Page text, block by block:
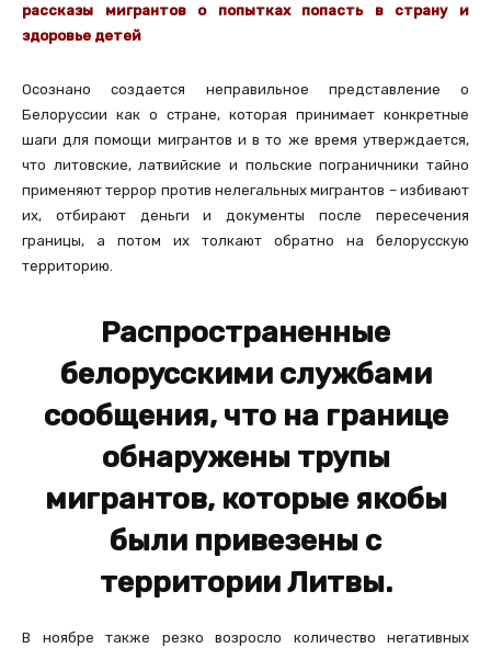
рассказы мигрантов о попытках попасть в страну и
здоровье детей
Осознано создается неправильное представление о
Белоруссии как о стране, которая принимает конкретные
шаги для помощи мигрантов и в то же время утверждается,
что литовские, латвийские и польские пограничники тайно
применяют террор против нелегальных мигрантов – избивают
их, отбирают деньги и документы после пересечения
границы, а потом их толкают обратно на белорусскую
территорию.
Распространенные
белорусскими службами
сообщения, что на границе
обнаружены трупы
мигрантов, которые якобы
были привезены с
территории Литвы.
В ноябре также резко возросло количество негативных